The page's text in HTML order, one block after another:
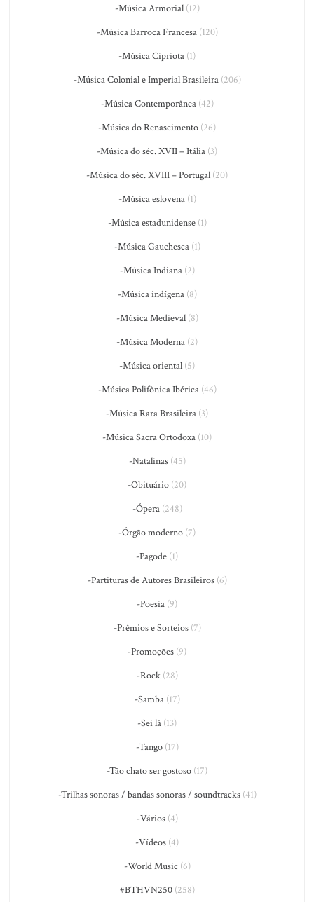
-Música Armorial(12)
-Música Barroca Francesa(120)
-Música Cipriota (1)
-Música Colonial e Imperial Brasileira(206)
-Música Contemporânea(42)
-Música do Renascimento (26)
-Música do séc. XVII – Itália (3)
-Música do séc. XVIII – Portugal (20)
-Música eslovena(1)
-Música estadunidense(1)
-Música Gauchesca(1)
-Música Indiana(2)
-Música indígena(8)
-Música Medieval(8)
-Música Moderna (2)
-Música oriental (5)
-Música Polifônica Ibérica(46)
-Música Rara Brasileira (3)
-Música Sacra Ortodoxa (10)
-Natalinas(45)
-Obituário (20)
-Ópera(248)
-Órgão moderno (7)
-Pagode (1)
-Partituras de Autores Brasileiros(6)
-Poesia (9)
-Prêmios e Sorteios(7)
-Promoções (9)
-Rock(28)
-Samba(17)
-Sei lá (13)
-Tango(17)
-Tão chato ser gostoso (17)
-Trilhas sonoras / bandas sonoras / soundtracks(41)
-Vários(4)
-Vídeos (4)
-World Music (6)
#BTHVN250(258)